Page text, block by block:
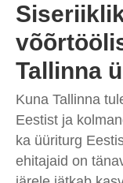
Tallinna
Kuna Tallinna
Eestist ja
ka üüriturg
ehitajaid on